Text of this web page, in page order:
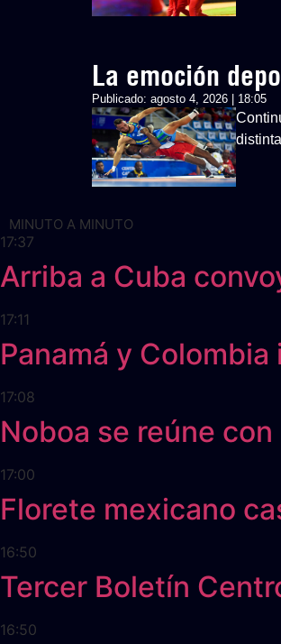
La emoción
Publicado: agosto 4, 2026 | 18:05
MINUTO A MINUTO
17:37
Arriba a Cuba
17:11
Panamá y
17:08
Noboa se reúne
17:00
Florete mexicano
16:50
Tercer Boletín
16:50